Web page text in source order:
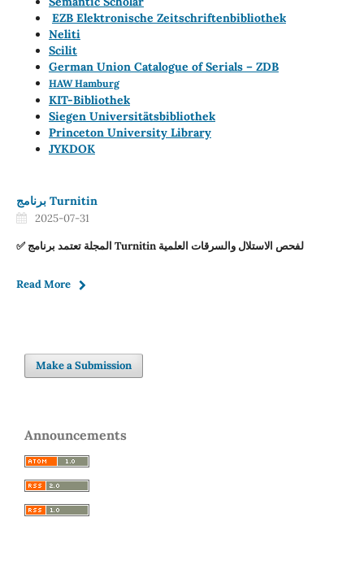
EZB Elektronische Zeitschriftenbibliothek
Neliti
Scilit
German Union Catalogue of Serials – ZDB
HAW Hamburg
KIT-Bibliothek
Siegen Universitätsbibliothek
Princeton University Library
JYKDOK
برنامج Turnitin
2025-07-31
✅ المجلة تعتمد برنامج Turnitin لفحص الاستلال والسرقات العلمية
Read More
Make a Submission
Announcements